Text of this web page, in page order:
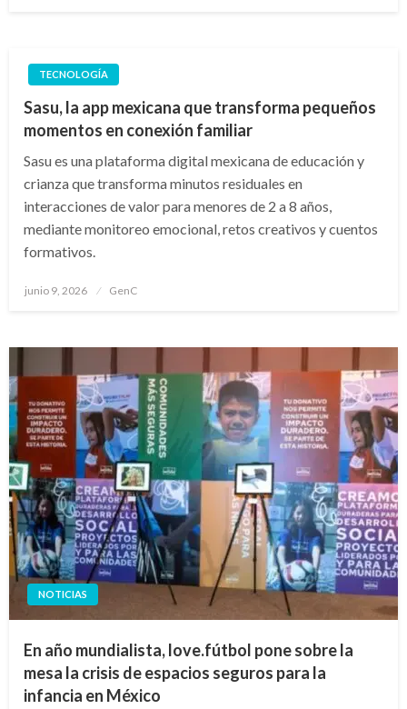
TECNOLOGÍA
Sasu, la app mexicana que transforma pequeños
momentos en conexión familiar
Sasu es una plataforma digital mexicana de educación y
crianza que transforma minutos residuales en
interacciones de valor para menores de 2 a 8 años,
mediante monitoreo emocional, retos creativos y cuentos
formativos.
Publicado
junio 9, 2026 GenC
NOTICIAS
En año mundialista, love.fútbol pone sobre la
mesa la crisis de espacios seguros para la
infancia en México